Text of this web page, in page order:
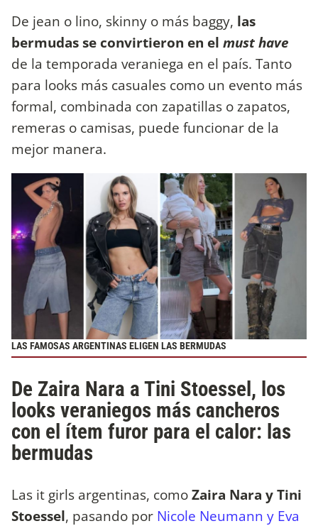
De jean o lino, skinny o más baggy, las
bermudas se convirtieron en el must have
de la temporada veraniega en el país. Tanto
para looks más casuales como un evento más
formal, combinada con zapatillas o zapatos,
remeras o camisas, puede funcionar de la
mejor manera.
LAS FAMOSAS ARGENTINAS ELIGEN LAS BERMUDAS
De Zaira Nara a Tini Stoessel, los
looks veraniegos más cancheros
con el ítem furor para el calor: las
bermudas
Las it girls argentinas, comoZaira Nara y Tini
Stoessel, pasando por Nicole Neumann y Eva